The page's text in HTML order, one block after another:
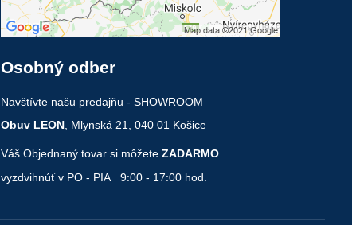
Osobný odber
Navštívte našu predajňu - SHOWROOM
Obuv LEON, Mlynská 21, 040 01 Košice
Váš Objednaný tovar si môžete ZADARMO
vyzdvihnúť v PO - PIA 9:00 - 17:00 hod.